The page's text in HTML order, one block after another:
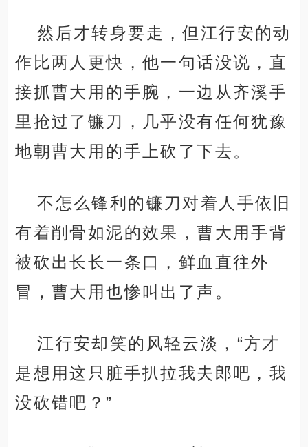
然后才转身要走，但江行安的动
作比两人更快，他一句话没说，直
接抓曹大用的手腕，一边从齐溪手
里抢过了镰刀，几乎没有任何犹豫
地朝曹大用的手上砍了下去。
不怎么锋利的镰刀对着人手依旧
有着削骨如泥的效果，曹大用手背
被砍出长长一条口，鲜血直往外
冒，曹大用也惨叫出了声。
江行安却笑的风轻云淡，“方才
是想用这只脏手扒拉我夫郎吧，我
没砍错吧？”